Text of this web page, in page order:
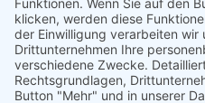
03.11.2017
Seite 46 von 46.